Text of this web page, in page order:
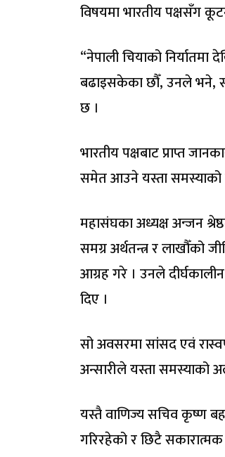
विषयमा भारतीय पक्षसँग
“नेपाली चियाको
बढाइसकेका छौँ, उनले भने,
छ ।
भारतीय पक्षबाट प्राप्त
समेत आउने यस्ता समस्याको
महासंघका अध्यक्ष अन्जन
समग्र अर्थतन्त्र र लाखौँको
आग्रह गरे । उनले दीर्घकालीन
दिए ।
सो अवसरमा सांसद एवं
अन्सारीले यस्ता समस्याको
यस्तै वाणिज्य सचिव कृष्ण
गरिरहेको र छिटै